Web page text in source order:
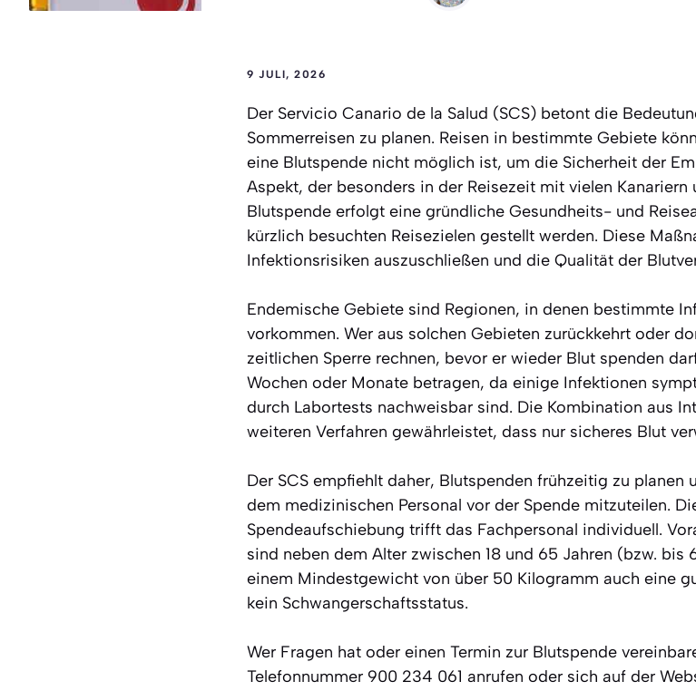
9 JULI, 2026
Der Servicio Canario de la Salud (SCS) betont die
Sommerreisen zu planen. Reisen in bestimmte Gebiete
eine Blutspende nicht möglich ist, um die Sicherheit der
Aspekt, der besonders in der Reisezeit mit vielen
Blutspende erfolgt eine gründliche Gesundheits- und
kürzlich besuchten Reisezielen gestellt werden. Diese
Infektionsrisiken auszuschließen und die Qualität der
Endemische Gebiete sind Regionen, in denen bestimmte
vorkommen. Wer aus solchen Gebieten zurückkehrt oder
zeitlichen Sperre rechnen, bevor er wieder Blut spenden
Wochen oder Monate betragen, da einige Infektionen
durch Labortests nachweisbar sind. Die Kombination aus
weiteren Verfahren gewährleistet, dass nur sicheres Blut
Der SCS empfiehlt daher, Blutspenden frühzeitig zu planen
dem medizinischen Personal vor der Spende mitzuteilen.
Spendeaufschiebung trifft das Fachpersonal individuell.
sind neben dem Alter zwischen 18 und 65 Jahren (bzw. bis
einem Mindestgewicht von über 50 Kilogramm auch eine
kein Schwangerschaftsstatus.
Wer Fragen hat oder einen Termin zur Blutspende
Telefonnummer 900 234 061 anrufen oder sich auf der